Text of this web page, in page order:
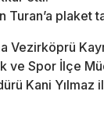
Turan’a plaket
ve Spor İlçe
Kani Yılmaz